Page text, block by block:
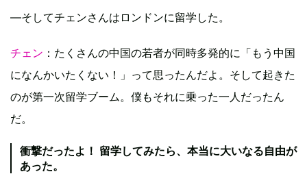
—そしてチェンさんはロンドンに留学した。
チェン ：たくさんの中国の若者が同時多発的に「もう中国
になんかいたくない！」って思ったんだよ。そして起きた
のが第一次留学ブーム。僕もそれに乗った一人だったん
だ。
衝撃だったよ！ 留学してみたら、本当に大いなる自由が
あった。